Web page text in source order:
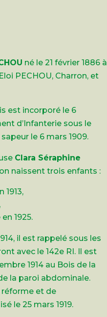
né le 21 février 1886 à
PECHOU, Charron, et
est incorporé le 6
d’Infanterie sous le
le 6 mars 1909.
Clara Séraphine
naissent trois enfants :
1913,
1925.
il est rappelé sous les
avec le 142e RI. Il est
1914 au Bois de la
la paroi abdominale.
réforme et de
le 25 mars 1919.